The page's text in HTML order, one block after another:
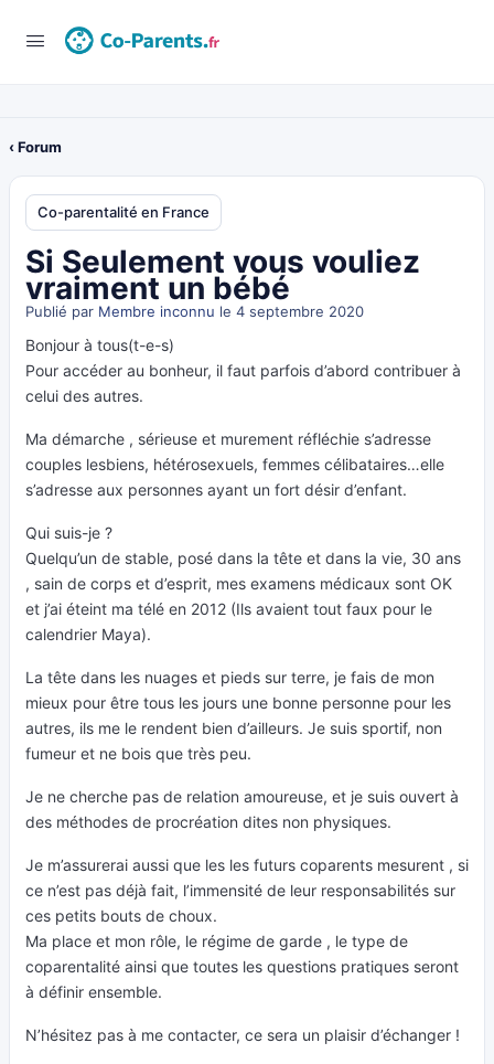
‹ Forum
Co-parentalité en France
Si Seulement vous vouliez
vraiment un bébé
Publié par Membre inconnu le 4 septembre 2020
Bonjour à tous(t-e-s)
Pour accéder au bonheur, il faut parfois d’abord contribuer à
celui des autres.
Ma démarche , sérieuse et murement réfléchie s’adresse
couples lesbiens, hétérosexuels, femmes célibataires…elle
s’adresse aux personnes ayant un fort désir d’enfant.
Qui suis-je ?
Quelqu’un de stable, posé dans la tête et dans la vie, 30 ans
, sain de corps et d’esprit, mes examens médicaux sont OK
et j’ai éteint ma télé en 2012 (Ils avaient tout faux pour le
calendrier Maya).
La tête dans les nuages et pieds sur terre, je fais de mon
mieux pour être tous les jours une bonne personne pour les
autres, ils me le rendent bien d’ailleurs. Je suis sportif, non
fumeur et ne bois que très peu.
Je ne cherche pas de relation amoureuse, et je suis ouvert à
des méthodes de procréation dites non physiques.
Je m’assurerai aussi que les les futurs coparents mesurent , si
ce n’est pas déjà fait, l’immensité de leur responsabilités sur
ces petits bouts de choux.
Ma place et mon rôle, le régime de garde , le type de
coparentalité ainsi que toutes les questions pratiques seront
à définir ensemble.
N’hésitez pas à me contacter, ce sera un plaisir d’échanger !